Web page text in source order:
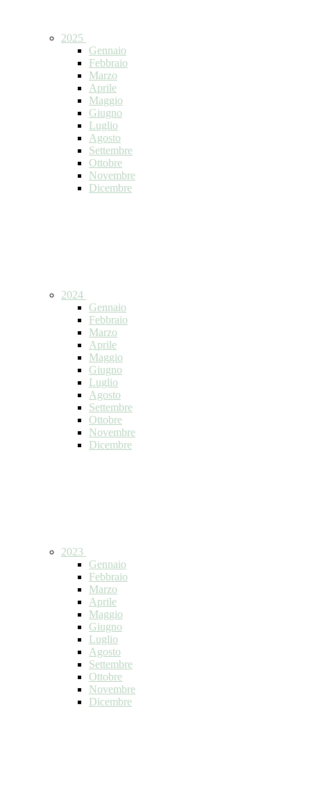
2025
Gennaio
Febbraio
Marzo
Aprile
Maggio
Giugno
Luglio
Agosto
Settembre
Ottobre
Novembre
Dicembre
2024
Gennaio
Febbraio
Marzo
Aprile
Maggio
Giugno
Luglio
Agosto
Settembre
Ottobre
Novembre
Dicembre
2023
Gennaio
Febbraio
Marzo
Aprile
Maggio
Giugno
Luglio
Agosto
Settembre
Ottobre
Novembre
Dicembre